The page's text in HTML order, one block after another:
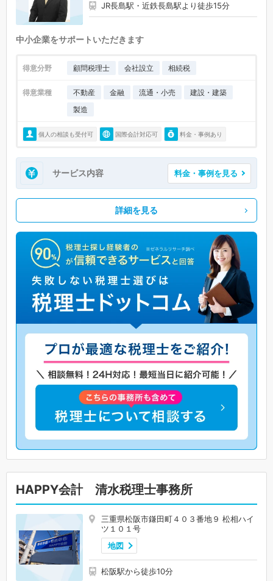
JR長島駅・近鉄長島駅より徒歩15分
中小企業をサポートいただきます
得意分野 顧問税理士 会社設立 相続税
得意業種 不動産 金融 流通・小売
建設・建築
製造
個人の相談も受付可 国際会計対応可 料金・事例あり
サービス内容 料金・事例を見る
詳細を見る
HAPPY会計 清水税理士事務所
三重県松阪市鎌田町４０３番地９ 松相ハイ
ツ１０１号
地図
松阪駅から徒歩10分